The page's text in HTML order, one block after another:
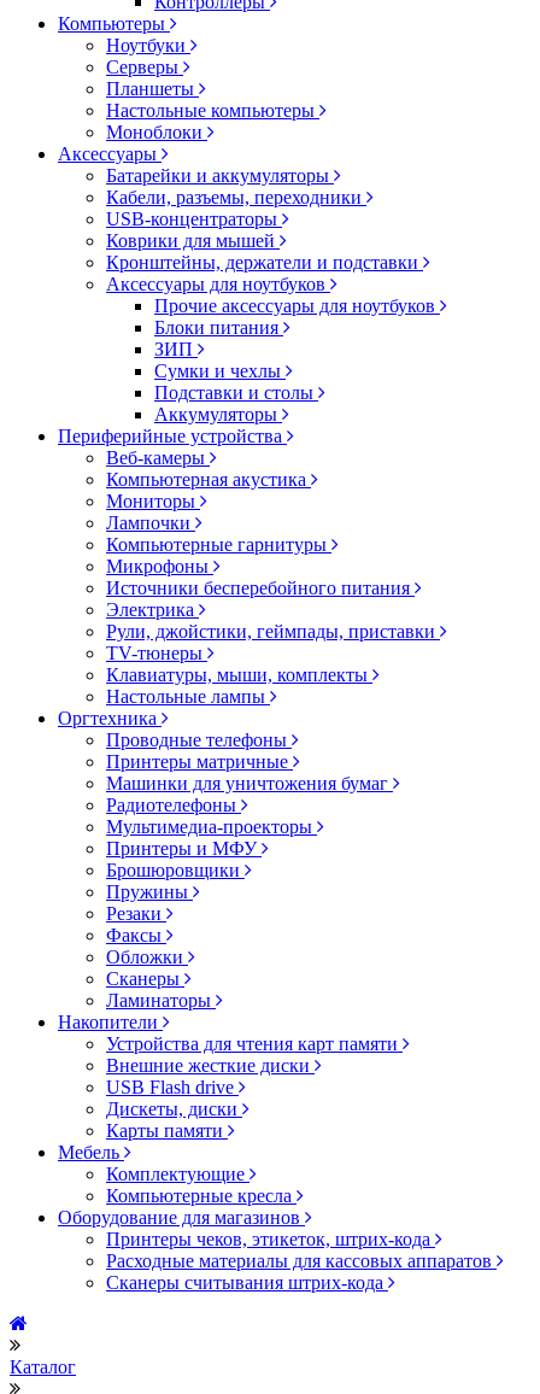
Компьютеры
Ноутбуки
Серверы
Планшеты
Настольные компьютеры
Моноблоки
Аксессуары
Батарейки и аккумуляторы
Кабели, разъемы, переходники
USB-концентраторы
Коврики для мышей
Кронштейны, держатели и подставки
Аксессуары для ноутбуков
Прочие аксессуары для ноутбуков
Блоки питания
ЗИП
Сумки и чехлы
Подставки и столы
Аккумуляторы
Периферийные устройства
Веб-камеры
Компьютерная акустика
Мониторы
Лампочки
Компьютерные гарнитуры
Микрофоны
Источники бесперебойного питания
Электрика
Рули, джойстики, геймпады, приставки
TV-тюнеры
Клавиатуры, мыши, комплекты
Настольные лампы
Оргтехника
Проводные телефоны
Принтеры матричные
Машинки для уничтожения бумаг
Радиотелефоны
Мультимедиа-проекторы
Принтеры и МФУ
Брошюровщики
Пружины
Резаки
Факсы
Обложки
Сканеры
Ламинаторы
Накопители
Устройства для чтения карт памяти
Внешние жесткие диски
USB Flash drive
Дискеты, диски
Карты памяти
Мебель
Комплектующие
Компьютерные кресла
Оборудование для магазинов
Принтеры чеков, этикеток, штрих-кода
Расходные материалы для кассовых аппаратов
Сканеры считывания штрих-кода
Каталог